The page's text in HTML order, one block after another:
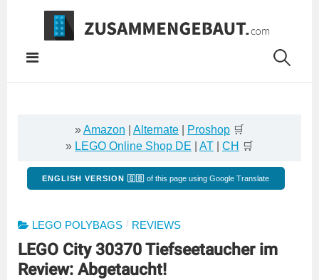
Springe
Inhalt
»Amazon Alternate Proshop 🛒
» LEGO Online Shop DE AT CH 🛒
ENGLISH VERSION 🇬🇧 of this page using Google Translate
LEGO POLYBAGS / REVIEWS
LEGO City 30370 Tiefseetaucher im
Review: Abgetaucht!